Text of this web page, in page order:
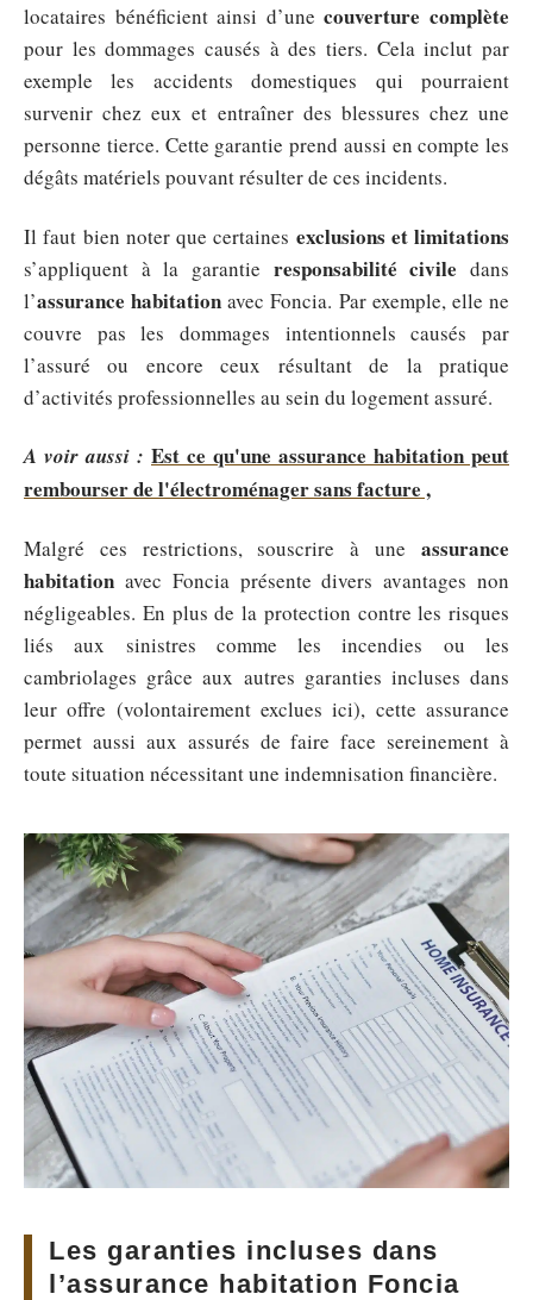
locataires bénéficient ainsi d’unecouverture complète
pour les dommages causés à des tiers. Cela inclut par
exemple les accidents domestiques qui pourraient
survenir chez eux et entraîner des blessures chez une
personne tierce. Cette garantie prend aussi en compte les
dégâts matériels pouvant résulter de ces incidents.
Il faut bien noter que certaines exclusions et limitations
s’appliquent à la garantie responsabilité civile dans
l’assurance habitation avec Foncia. Par exemple, elle ne
couvre pas les dommages intentionnels causés par
l’assuré ou encore ceux résultant de la pratique
d’activités professionnelles au sein du logement assuré.
A voir aussi : Est ce qu'une assurance habitation peut
rembourser de l'électroménager sans facture ,
Malgré ces restrictions, souscrire à une assurance
habitation avec Foncia présente divers avantages non
négligeables. En plus de la protection contre les risques
liés aux sinistres comme les incendies ou les
cambriolages grâce aux autres garanties incluses dans
leur offre (volontairement exclues ici), cette assurance
permet aussi aux assurés de faire face sereinement à
toute situation nécessitant une indemnisation financière.
Les garanties incluses dans
l’assurance habitation Foncia